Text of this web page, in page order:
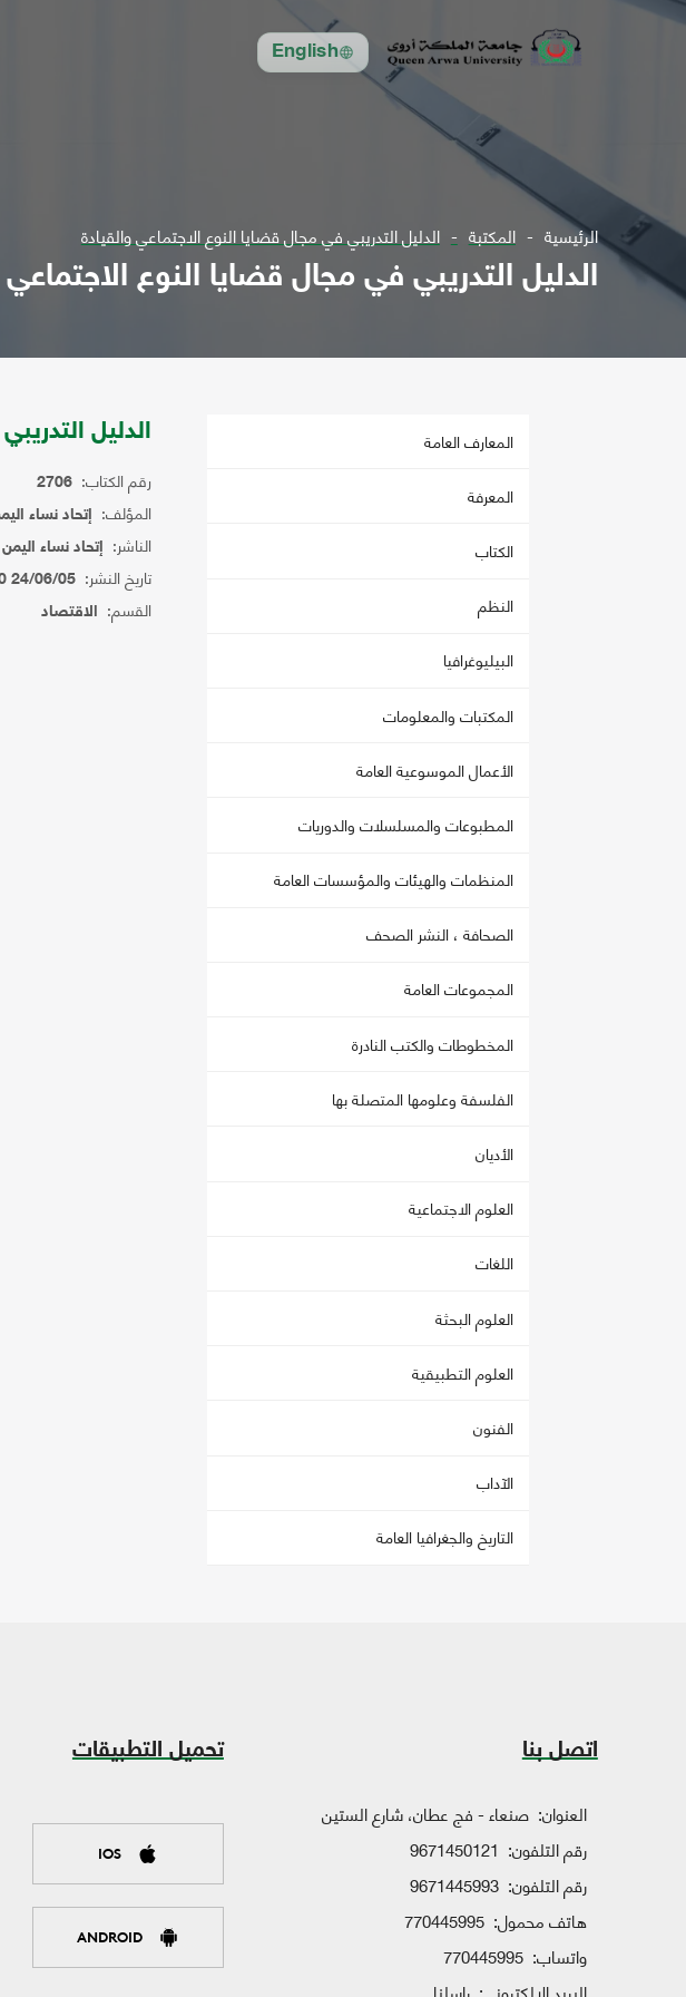
English
الرئيسية المكتبة الدليل التدريبي في مجال قضايا النوع الاجتماعي والقيادة
الدليل التدريبي في مجال قضايا النوع الاجتماعي
المعارف العامة
المعرفة
الكتاب
النظم
البيليوغرافيا
المكتبات والمعلومات
الأعمال الموسوعية العامة
المطبوعات والمسلسلات والدوريات
المنظمات والهيئات والمؤسسات العامة
الصحافة ، النشر الصحف
المجموعات العامة
المخطوطات والكتب النادرة
الفلسفة وعلومها المتصلة بها
الأديان
العلوم الاجتماعية
اللغات
العلوم البحثة
العلوم التطبيقية
الفنون
الآداب
التاريخ والجغرافيا العامة
الدليل
رقم الكتاب: 2706
المؤلف: إتحاد نساء
الناشر: إتحاد نساء
تاريخ النشر: 24/06/05 12:00:00 AM
القسم: الاقتصاد
اتصل بنا
العنوان: صنعاء - فج عطان، شارع الستين
رقم التلفون: 9671450121
رقم التلفون: 9671445993
هاتف محمول: 770445995
واتساب: 770445995
تحميل التطبيقات
IOS
ANDROID